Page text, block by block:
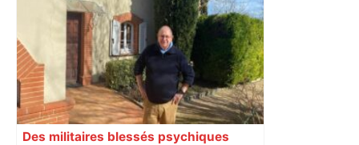
Des militaires blessés psychiques